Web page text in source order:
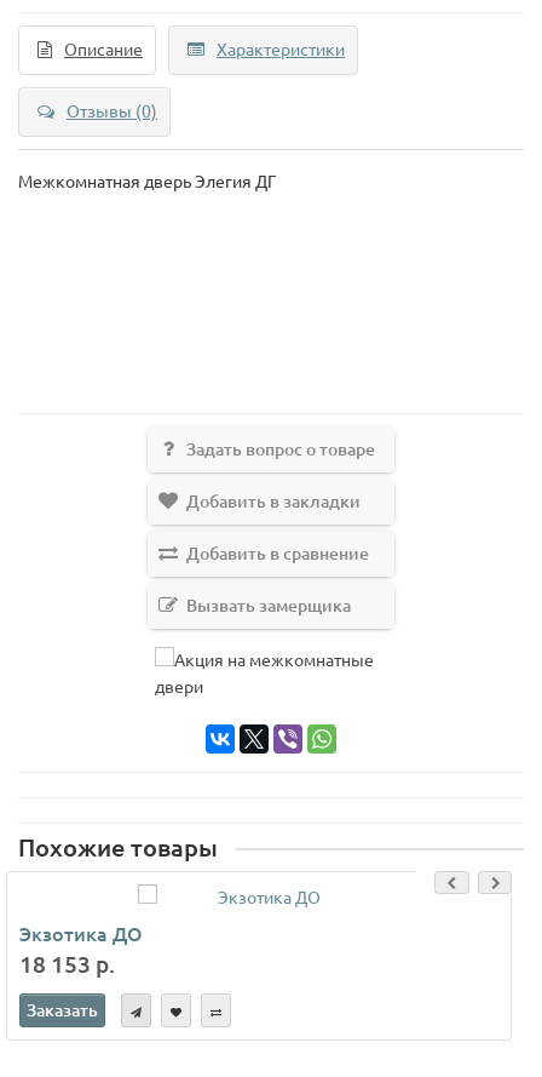
Описание Характеристики
Отзывы (0)
Межкомнатная дверь Элегия ДГ
Задать вопрос о товаре
Добавить в закладки
Добавить в сравнение
Вызвать замерщика
Похожие товары
Экзотика ДО
18 153 р.
Заказать